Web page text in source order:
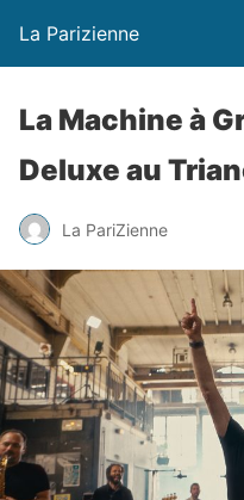
La Parizienne
La Machine à
Deluxe au
La PariZienne